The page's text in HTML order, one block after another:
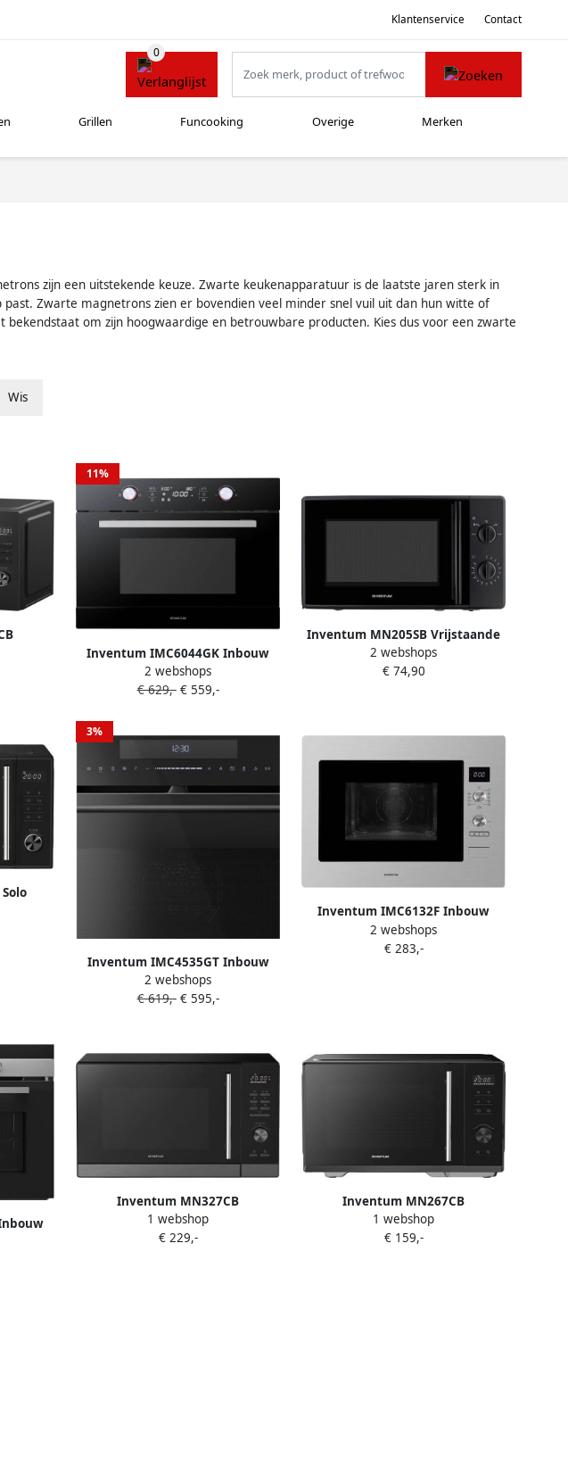
Klantenservice Contact
Grillen Funcooking Overige Merken
zijn een uitstekende keuze. Zwarte keukenapparatuur is de laatste jaren sterk in
Zwarte magnetrons zien er bovendien veel minder snel vuil uit dan hun witte of
om zijn hoogwaardige en betrouwbare producten. Kies dus voor een zwarte
Wis
10
11%
Inventum IMC6044GK Inbouw
combi-oven Hetelucht Magnetron
Grill 44 liter 45 cm hoog Tot 230
2 webshops
€ 629,-€ 559,-
Inventum MN205SB Vrijstaande
solo-magnetron 20 liter 700 watt
Zwart
2 webshops
€ 74,90
8
3%
Inventum IMC4535GT Inbouw
combi-oven Hetelucht Magnetron
Grill 50 liter 45 cm hoog Tot 250
2 webshops
€ 619,-€ 595,-
Inventum IMC6132F Inbouw
combi-oven Hetelucht Magnetron
Grill 32 liter 45 cm hoog Tot 220
2 webshops
€ 283,-
250
Inventum MN327CB
Combimagnetron 32L 1000W
Hetelucht- en grillfunctie Met
1 webshop
€ 229,-
Inventum MN267CB
Combimagnetron 26L 900W
Hetelucht- en grillfunctie 10
1 webshop
€ 159,-